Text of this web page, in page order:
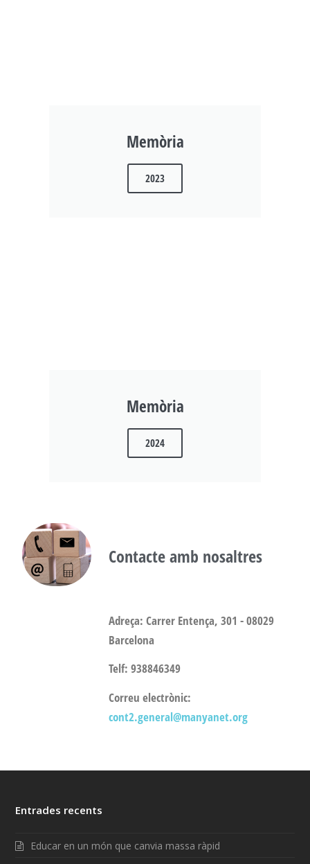
Memòria
2023
Memòria
2024
Contacte amb nosaltres
Adreça: Carrer Entença, 301 - 08029
Barcelona
Telf: 938846349
Correu electrònic:
cont2.general@manyanet.org
Entrades recents
Educar en un món que canvia massa ràpid